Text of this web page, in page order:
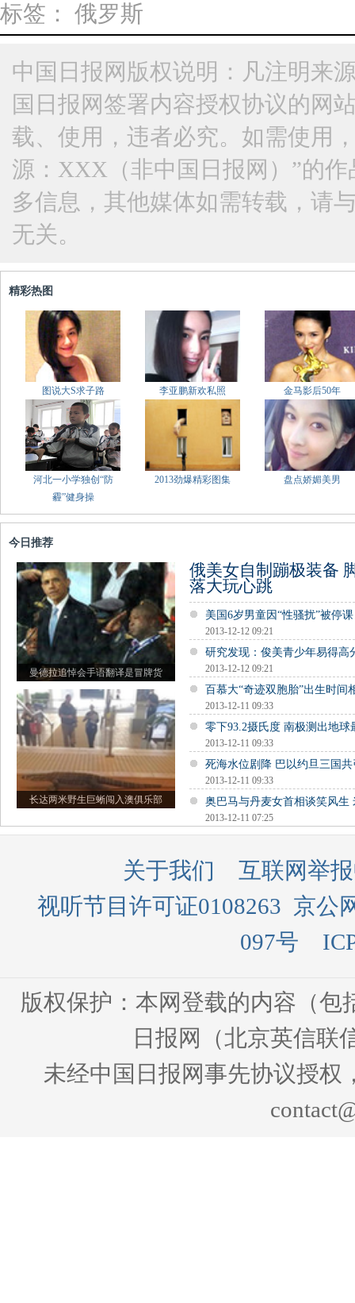
标签： 俄罗斯
中国日报网版权说明：凡注明来
国日报网签署内容授权协议的网
载、使用，违者必究。如需使用
源：XXX（非中国日报网）”的
多信息，其他媒体如需转载，请
无关。
精彩热图
图说大S求子路 李亚鹏新欢私照 金马影后50年
河北一小学独创“防
霾”健身操
2013劲爆精彩图集 盘点娇媚美男
今日推荐
曼德拉追悼会手语翻译是冒牌货
长达两米野生巨蜥闯入澳俱乐部
俄美女自制蹦极装备
落大玩心跳
美国6岁男童因“性骚扰”被停课
2013-12-12 09:21
研究发现：俊美青少年易得高
2013-12-12 09:21
百慕大“奇迹双胞胎”出生时间
2013-12-11 09:33
零下93.2摄氏度 南极测出地球
2013-12-11 09:33
死海水位剧降 巴以约旦三国
2013-12-11 09:33
奥巴马与丹麦女首相谈笑风生
2013-12-11 07:25
关于我们
互联网举
视听节目许可证0108263 京公
097号
版权保护：本网登载的内容（
日报网（北京英信联
未经中国日报网事先协议授权